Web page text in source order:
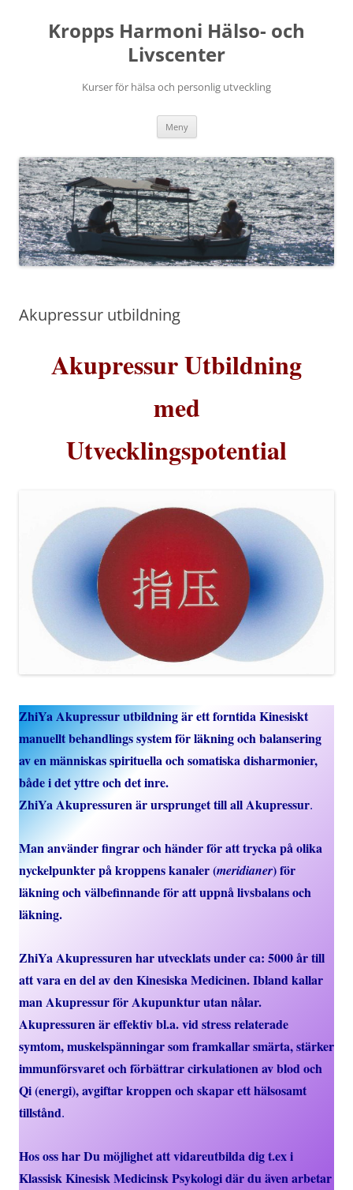
innehållKropps Harmoni Hälso- och
Livscenter
Kurser för hälsa och personlig utveckling
Meny
Akupressur utbildning
AkupressurUtbildning
med
Utvecklingspotential
ZhiYa Akupressur utbildning är ett forntida Kinesiskt
manuellt behandlings system för läkning och balansering
av en människas spirituella och somatiska disharmonier,
både i det yttre och det inre.
ZhiYa Akupressuren är ursprunget till all Akupressur.
Man använder fingrar och händer för att trycka på olika
nyckelpunkter på kroppens kanaler (meridianer) för
läkning och välbefinnande för att uppnå livsbalans och
läkning.
ZhiYa Akupressuren har utvecklats under ca: 5000 år till
att vara en del av den Kinesiska Medicinen. Ibland kallar
man Akupressur för Akupunktur utan nålar.
Akupressuren är effektiv bl.a. vid stress relaterade
symtom, muskelspänningar som framkallar smärta, stärker
immunförsvaret och förbättrar cirkulationen av blod och
Qi (energi), avgiftar kroppen och skapar ett hälsosamt
tillstånd.
Hos oss har Du möjlighet att vidareutbilda dig t.ex i
Klassisk Kinesisk Medicinsk Psykologi där du även arbetar